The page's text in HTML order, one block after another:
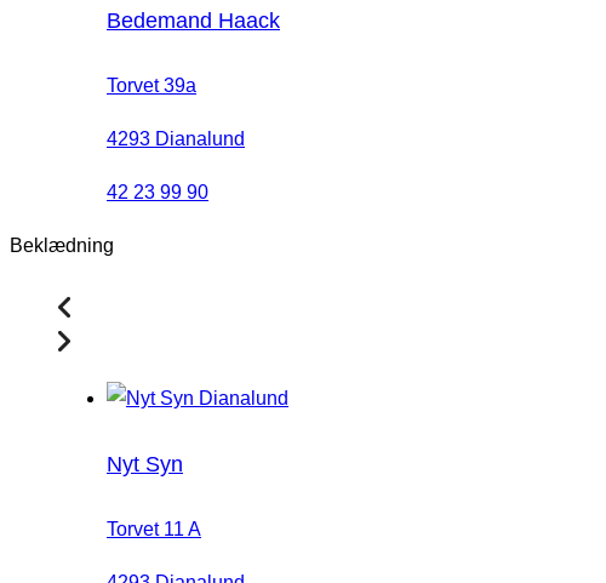
Bedemand Haack
Torvet 39a
4293 Dianalund
42 23 99 90
Beklædning
Nyt Syn
Torvet 11 A